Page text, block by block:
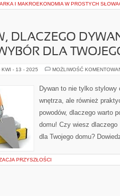
I MAKROEKONOMIA W PROSTYCH
DLACZEGO
DLA
KWI - 13 - 2025 MOŻLIWOŚĆ
Dywan to nie tylko stylowy
wnętrza, ale również
powodów, dlaczego warto
domu! Czy wiesz
dla Twojego domu?
PRZYSZŁOŚCI